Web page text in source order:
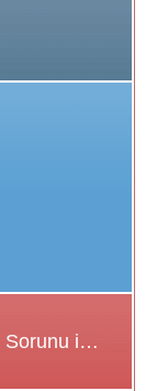
Google Chrome Yavaş Çalışıyor Sorunu için Çözüm Önerileri